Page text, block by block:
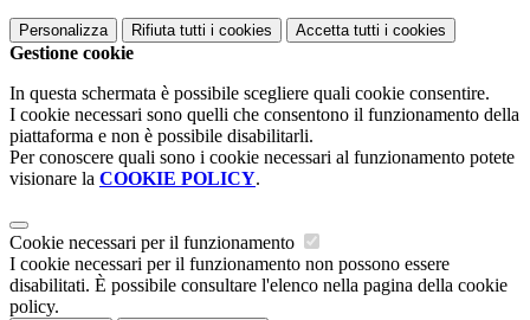
Personalizza Rifiuta tutti i cookies Accetta tutti i cookies
Gestione cookie
In questa schermata è possibile scegliere quali cookie consentire.
I cookie necessari sono quelli che consentono il funzionamento della
piattaforma e non è possibile disabilitarli.
Per conoscere quali sono i cookie necessari al funzionamento potete
visionare la COOKIE POLICY.
Cookie necessari per il funzionamento
I cookie necessari per il funzionamento non possono essere
disabilitati. È possibile consultare l'elenco nella pagina della cookie
policy.